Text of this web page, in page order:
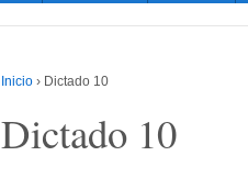
Inicio › Dictado 10
Dictado 10